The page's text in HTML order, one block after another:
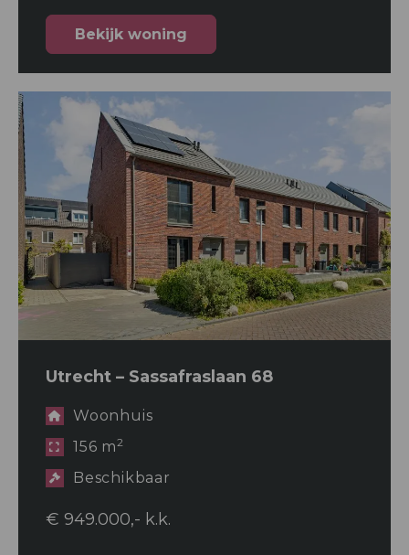
Bekijk woning
Utrecht – Sassafraslaan 68
Woonhuis
156 m2
Beschikbaar
€ 949.000,- k.k.